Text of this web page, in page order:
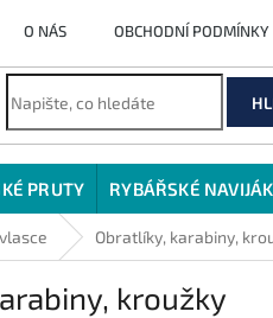
O NÁS OBCHODNÍ PODMÍNKY
PRUTY RYBÁŘSKÉ
Obratlíky, karabiny,
kroužky